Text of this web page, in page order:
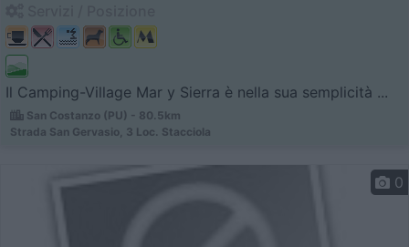
Il Camping-Village Mar y Sierra è nella sua semplicità ...
San Costanzo (PU) - 80.5km
Strada San Gervasio, 3 Loc. Stacciola
0